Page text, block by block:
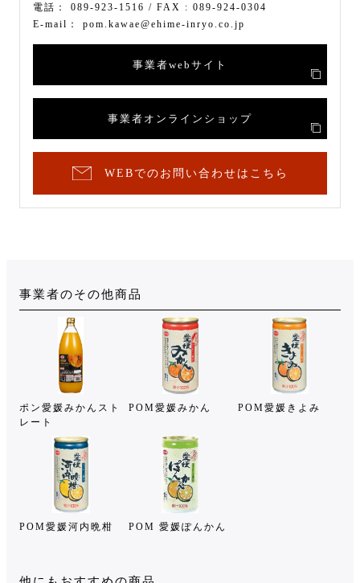
電話： 089‐923-1516 / FAX : 089‐924‐0304
E-mail： pom.kawae@ehime-inryo.co.jp
事業者webサイト
事業者オンラインショップ
WEBでのお問い合わせはこちら
事業者のその他商品
ポン愛媛みかんスト
レート
POM愛媛みかん POM愛媛きよみ
POM愛媛河内晩柑 POM 愛媛ぽんかん